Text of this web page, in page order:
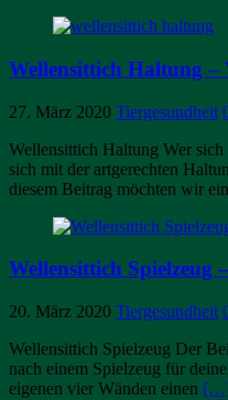
Wellensittich Haltung –
27. März 2020 Tiergesundheit
Wellensittich Haltung Wer
sich mit der artgerechten
diesem Beitrag möchten wir
Wellensittich Spielzeug
20. März 2020 Tiergesundheit
Wellensittich Spielzeug Der
nach einem Spielzeug für
eigenen vier Wänden einen